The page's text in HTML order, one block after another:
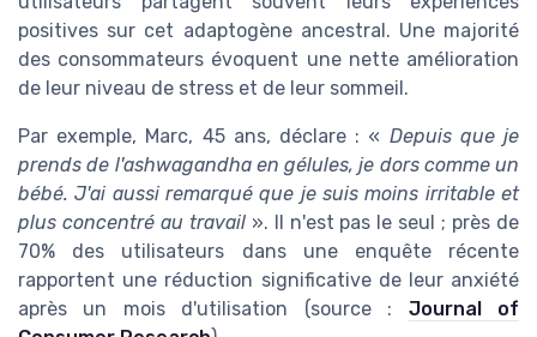
positives sur cet adaptogène ancestral. Une majorité
des consommateurs évoquent une nette amélioration
de leur niveau de stress et de leur sommeil.
Par exemple, Marc, 45 ans, déclare : « Depuis que je
prends de l'ashwagandha en gélules, je dors comme un
bébé. J'ai aussi remarqué que je suis moins irritable et
plus concentré au travail». Il n'est pas le seul ; près de
70% des utilisateurs dans une enquête récente
rapportent une réduction significative de leur anxiété
après un mois d'utilisation (source : Journal of